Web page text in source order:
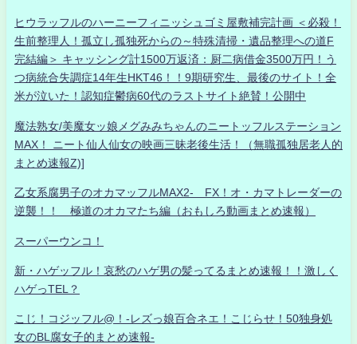
ヒウラッフルのハーニーフィニッシュゴミ屋敷補完計画 ＜必殺！
生前整理人！孤立し孤独死からの～特殊清掃・遺品整理への道F
完結編＞ キャッシング計1500万返済：厨二病借金3500万円！う
つ病統合失調症14年生HKT46！！9期研究生、最後のサイト！全
米が泣いた！認知症鬱病60代のラストサイト絶賛！公開中
魔法熟女/美魔女ッ娘メグみみちゃんのニートッフルステーション
MAX！ ニート仙人仙女の映画三昧老後生活！（無職孤独居老人的
まとめ速報Z)]
乙女系腐男子のオカマッフルMAX2- FX！オ・カマトレーダーの
逆襲！！ 極道のオカマたち編（おもしろ動画まとめ速報）
スーパーウンコ！
新・ハゲッフル！哀愁のハゲ男の髪ってるまとめ速報！！激しく
ハゲっTEL？
こじ！コジッフル@！-レズっ娘百合ネエ！こじらせ！50独身処
女のBL腐女子的まとめ速報-